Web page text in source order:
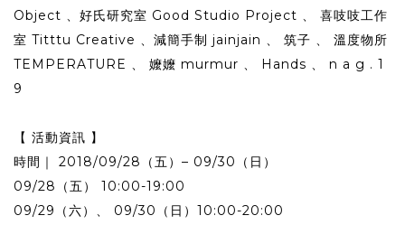
Object 、好氏研究室 Good Studio Project 、 喜吱吱工作
室 Titttu Creative 、減簡手制 jainjain 、 筑子 、 溫度物所
TEMPERATURE 、 嬤嬤 murmur 、 Hands 、 n a g . 1
9
【 活動資訊 】
時間｜ 2018/09/28（五）– 09/30（日）
09/28（五） 10:00-19:00
09/29（六）、 09/30（日）10:00-20:00